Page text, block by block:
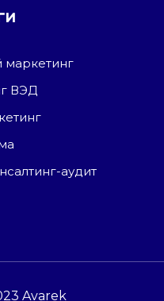
маркетинг
ВЭД
аудит
Avarek